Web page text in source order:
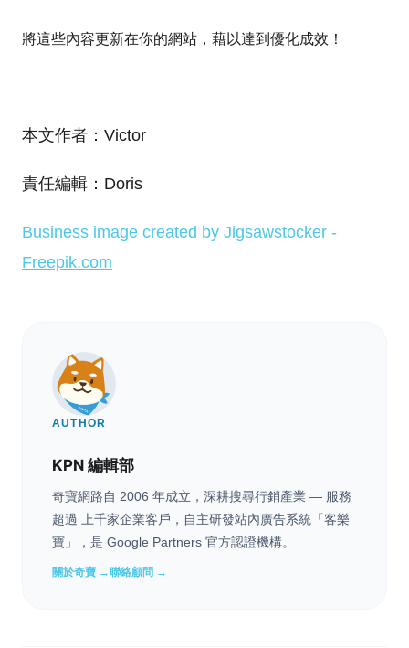
將這些內容更新在你的網站，藉以達到優化成效！
本文作者：Victor
責任編輯：Doris
Business image created by Jigsawstocker -
Freepik.com
AUTHOR
KPN 編輯部
奇寶網路自 2006 年成立，深耕搜尋行銷產業 — 服務
超過 上千家企業客戶，自主研發站內廣告系統「客樂
寶」，是 Google Partners 官方認證機構。
關於奇寶 →聯絡顧問 →